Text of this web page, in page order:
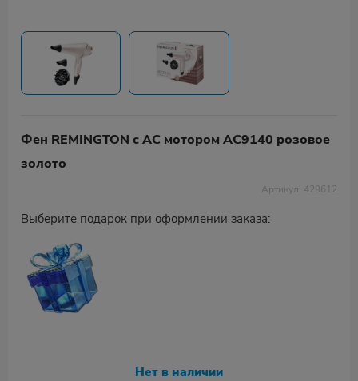
Фен REMINGTON с АС мотором AC9140 розовое
золото
Артикул: 429612
Выберите подарок при оформлении заказа:
Нет в наличии